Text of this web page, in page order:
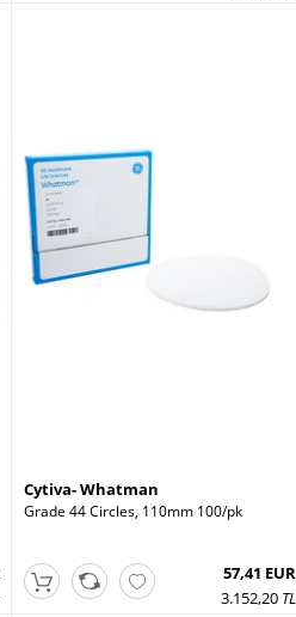
Cytiva- Whatman
Grade 44 Circles, 110mm 100/pk
57,41 EUR
3.152,20 TL